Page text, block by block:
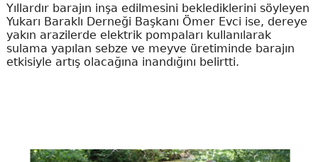
Yıllardır barajın inşa edilmesini beklediklerini söyleyen
Yukarı Baraklı Derneği Başkanı Ömer Evci ise, dereye
yakın arazilerde elektrik pompaları kullanılarak
sulama yapılan sebze ve meyve üretiminde barajın
etkisiyle artış olacağına inandığını belirtti.